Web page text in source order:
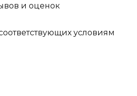
и оценок
условиям